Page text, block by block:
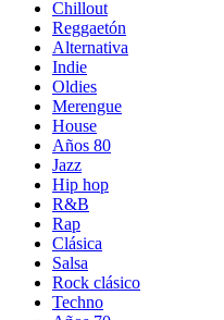
Chillout
Reggaetón
Alternativa
Indie
Oldies
Merengue
House
Años 80
Jazz
Hip hop
R&B
Rap
Clásica
Salsa
Rock clásico
Techno